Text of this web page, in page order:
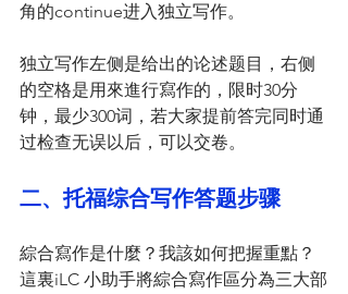
角的continue进入独立写作。
独立写作左侧是给出的论述题目，右侧
的空格是用來進行寫作的，限时30分
钟，最少300词，若大家提前答完同时通
过检查无误以后，可以交卷。
二、托福综合写作答题步骤
綜合寫作是什麼？我該如何把握重點？
這裏iLC 小助手將綜合寫作區分為三大部